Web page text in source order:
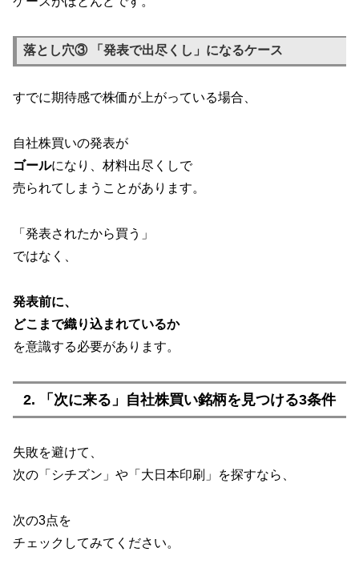
落とし穴③ 「発表で出尽くし」になるケース
すでに期待感で株価が上がっている場合、
自社株買いの発表が
ゴールになり、材料出尽くしで
売られてしまうことがあります。
「発表されたから買う」
ではなく、
発表前に、
どこまで織り込まれているか
を意識する必要があります。
2. 「次に来る」自社株買い銘柄を見つける3条件
失敗を避けて、
次の「シチズン」や「大日本印刷」を探すなら、
次の3点を
チェックしてみてください。